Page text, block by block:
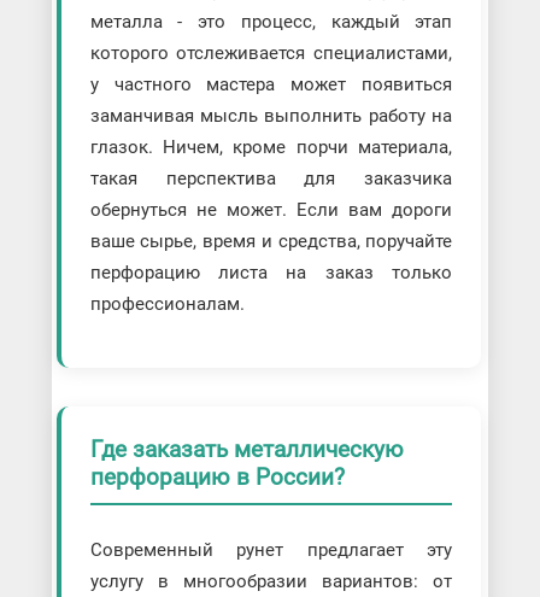
металла - это процесс, каждый этап
которого отслеживается специалистами,
у частного мастера может появиться
заманчивая мысль выполнить работу на
глазок. Ничем, кроме порчи материала,
такая перспектива для заказчика
обернуться не может. Если вам дороги
ваше сырье, время и средства, поручайте
перфорацию листа на заказ только
профессионалам.
Где заказать металлическую
перфорацию в России?
Современный рунет предлагает эту
услугу в многообразии вариантов: от